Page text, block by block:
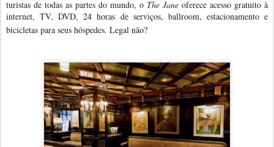
turistas de todas as partes do mundo, o The Jane oferece acesso gratuito à
internet, TV, DVD, 24 horas de serviços, ballroom, estacionamento e
bicicletas para seus hóspedes. Legal não?